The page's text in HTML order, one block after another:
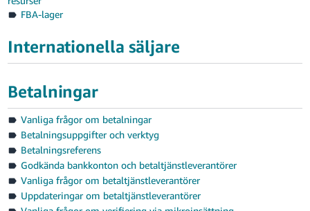
FBA-lager
Internationella säljare
Betalningar
Vanliga frågor om betalningar
Betalningsuppgifter och verktyg
Betalningsreferens
Godkända bankkonton och betaltjänstleverantörer
Vanliga frågor om betaltjänstleverantörer
Uppdateringar om betaltjänstleverantörer